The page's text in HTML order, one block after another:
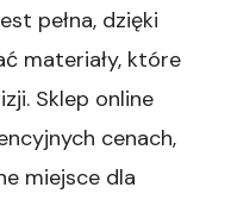
pełna, dzięki
materiały, które
Sklep online
cenach,
miejsce dla